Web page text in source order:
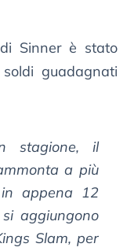
Sinner è stato
guadagnati
stagione, il
a più
in appena 12
aggiungono
Slam, per